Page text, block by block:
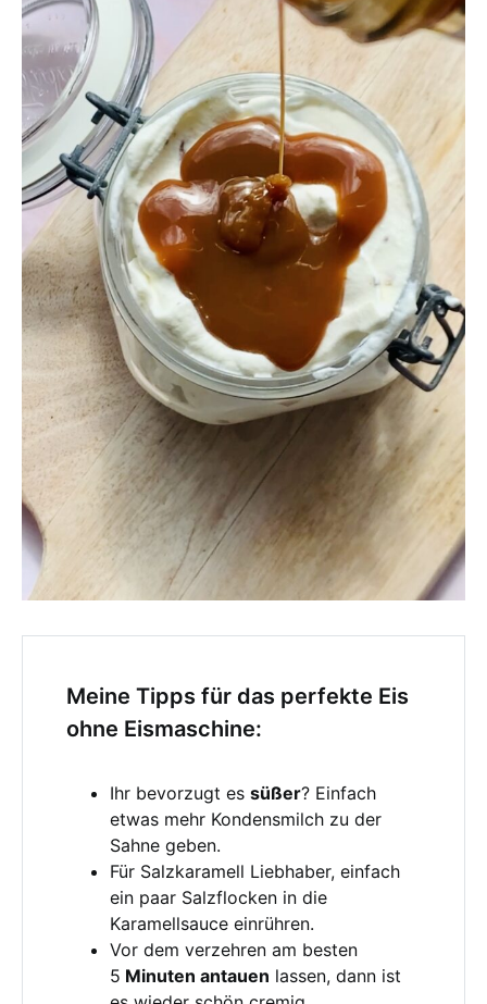
Meine Tipps für das perfekte Eis
ohne Eismaschine:
Ihr bevorzugt es süßer? Einfach
etwas mehr Kondensmilch zu der
Sahne geben.
Für Salzkaramell Liebhaber, einfach
ein paar Salzflocken in die
Karamellsauce einrühren.
Vor dem verzehren am besten
5 Minuten antauen lassen, dann ist